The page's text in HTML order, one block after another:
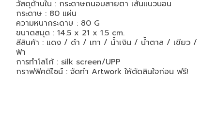
วัสดุด้านใน : กระดาษถนอมสายตา เส้นแนวนอน
กระดาษ : 80 แผ่น
ความหนากระดาษ : 80 G
ขนาดสมุด : 14.5 x 21 x 1.5 cm.
สีสินค้า : แดง / ดำ / เทา / น้ำเงิน / น้ำตาล / เขียว /
ฟ้า
การทำโลโก้ : silk screen/UPP
กราฟฟิคดีไซน์ : จัดทำ Artwork ให้ตัดสินใจก่อน ฟรี!